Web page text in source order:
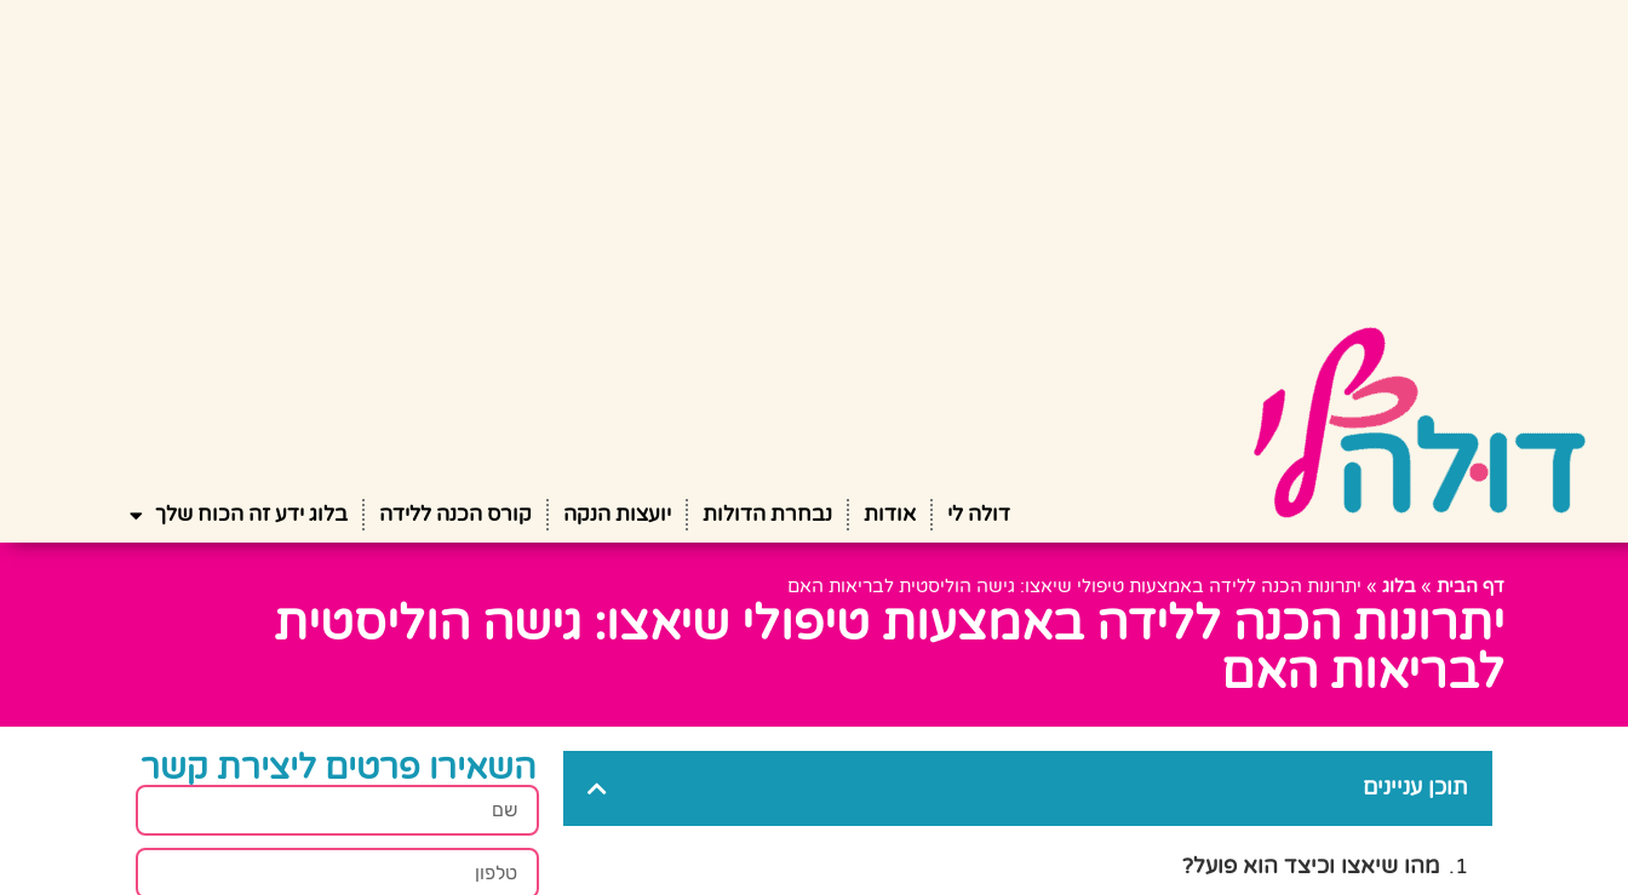
דולה לי אודות נבחרת הדולות יועצות הנקה קורס הכנה ללידה בלוג ידע זה הכוח שלך
דף הבית » בלוג » יתרונות הכנה ללידה באמצעות טיפולי שיאצו: גישה הוליסטית לבריאות האם
יתרונות הכנה ללידה באמצעות טיפולי שיאצו: גישה הוליסטית
לבריאות האם
תוכן עניינים
מהו שיאצו וכיצד הוא פועל?
השאירו פרטים ליצירת קשר